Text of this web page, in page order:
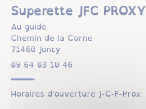
Superette JFC PROXY
Au guide
Chemin de la Corne
71460 Joncy
64 01 30 46 90
Horaires d'ouverture J-C-F-Prox